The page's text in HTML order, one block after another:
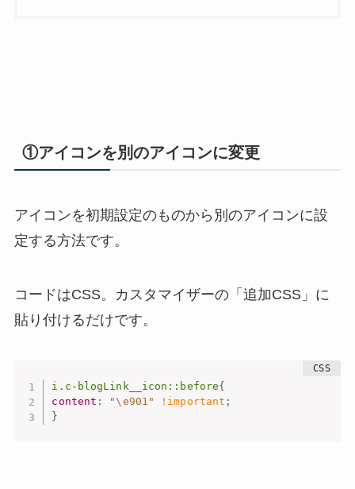
①アイコンを別のアイコンに変更
アイコンを初期設定のものから別のアイコンに設
定する方法です。
コードはCSS。カスタマイザーの「追加CSS」に
貼り付けるだけです。
i.c-blogLink__icon::before{
content : "\e901" !important ;
}